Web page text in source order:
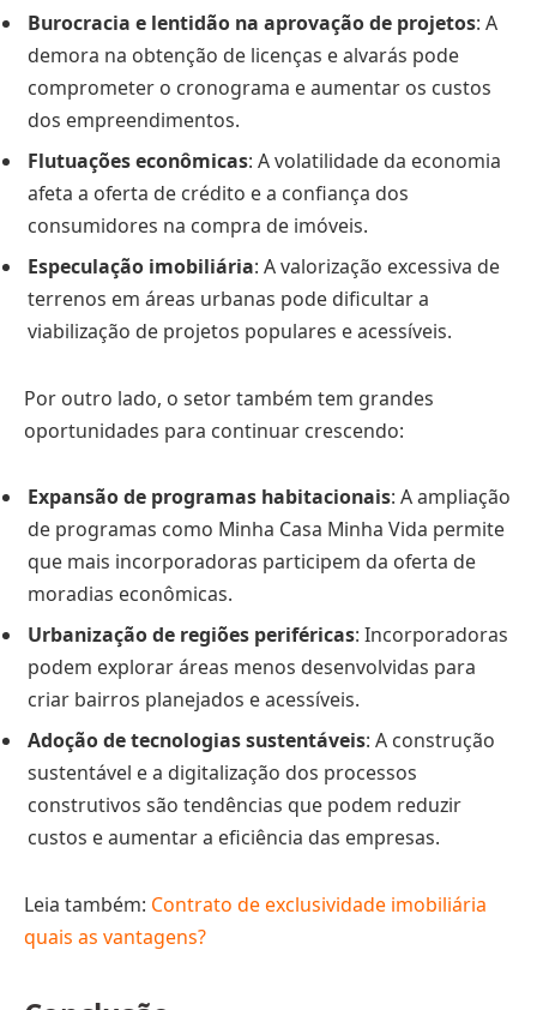
Burocracia e lentidão na aprovação de projetos: A
demora na obtenção de licenças e alvarás pode
comprometer o cronograma e aumentar os custos
dos empreendimentos.
Flutuações econômicas: A volatilidade da economia
afeta a oferta de crédito e a confiança dos
consumidores na compra de imóveis.
Especulação imobiliária: A valorização excessiva de
terrenos em áreas urbanas pode dificultar a
viabilização de projetos populares e acessíveis.
Por outro lado, o setor também tem grandes
oportunidades para continuar crescendo:
Expansão de programas habitacionais: A ampliação
de programas como Minha Casa Minha Vida permite
que mais incorporadoras participem da oferta de
moradias econômicas.
Urbanização de regiões periféricas: Incorporadoras
podem explorar áreas menos desenvolvidas para
criar bairros planejados e acessíveis.
Adoção de tecnologias sustentáveis: A construção
sustentável e a digitalização dos processos
construtivos são tendências que podem reduzir
custos e aumentar a eficiência das empresas.
Leia também: Contrato de exclusividade imobiliária
quais as vantagens?